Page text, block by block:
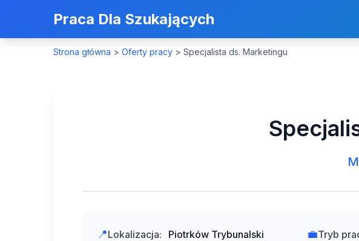
Praca Dla Szukających
Strona główna > Oferty pracy > Specjalista ds. Marketingu
📍Lokalizacja: Piotrków Trybunalski 💼Tryb